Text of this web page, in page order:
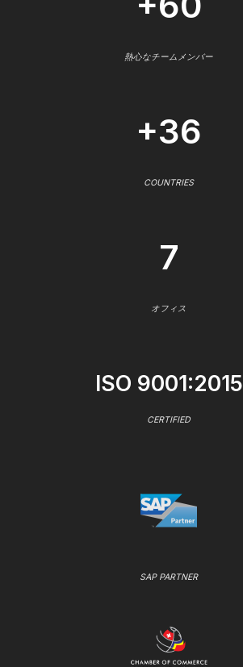
熱心なチームメンバー
+36
COUNTRIES
7
オフィス
ISO 9001:2015
CERTIFIED
SAP PARTNER